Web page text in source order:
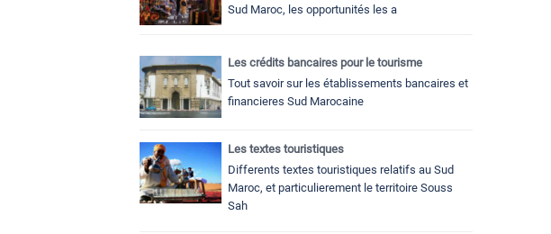
Sud Maroc, les opportunités les a
Les crédits bancaires pour le tourisme
Tout savoir sur les établissements bancaires et
financieres Sud Marocaine
Les textes touristiques
Differents textes touristiques relatifs au Sud
Maroc, et particulierement le territoire Souss
Sah